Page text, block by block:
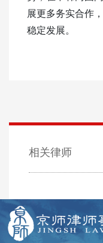
展更多务实合作
稳定发展。
相关律师